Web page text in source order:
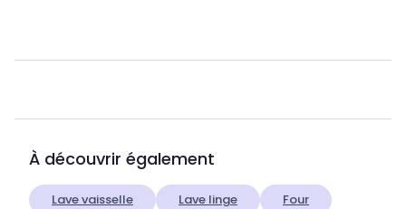
À découvrir également
Lave vaisselle Lave linge
Four